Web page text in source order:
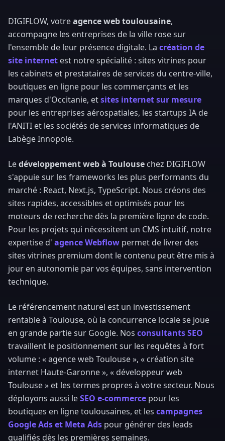
DIGIFLOW, votreagence web toulousaine,
accompagne les entreprises de la ville rose sur
l'ensemble de leur présence digitale. La création de
site internet est notre spécialité : sites vitrines pour
les cabinets et prestataires de services du centre-ville,
boutiques en ligne pour les commerçants et les
marques d'Occitanie, etsites internet sur mesure
pour les entreprises aérospatiales, les startups IA de
l'ANITI et les sociétés de services informatiques de
Labège Innopole.
Ledéveloppement web à Toulouse chez DIGIFLOW
s'appuie sur les frameworks les plus performants du
marché : React, Next.js, TypeScript. Nous créons des
sites rapides, accessibles et optimisés pour les
moteurs de recherche dès la première ligne de code.
Pour les projets qui nécessitent un CMS intuitif, notre
expertise d' agence Webflow permet de livrer des
sites vitrines premium dont le contenu peut être mis à
jour en autonomie par vos équipes, sans intervention
technique.
Le référencement naturel est un investissement
rentable à Toulouse, où la concurrence locale se joue
en grande partie sur Google. Nos consultants SEO
travaillent le positionnement sur les requêtes à fort
volume : « agence web Toulouse », « création site
internet Haute-Garonne », « développeur web
Toulouse » et les termes propres à votre secteur. Nous
déployons aussi leSEO e-commerce pour les
boutiques en ligne toulousaines, et les campagnes
Google Ads et Meta Ads pour générer des leads
qualifiés dès les premières semaines.